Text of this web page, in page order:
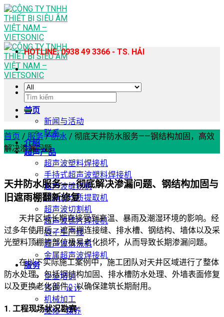
Skip
to
content
首页
新闻与活动
联系
介绍
超声产品
超声波塑料焊接机
手持式超声波塑料焊接机
超声波缝纫机
超声波均质提取机
超声波切割机
超声波锡片焊接机
袋子生产线
超声波清洗机
金属超声波焊接机
服务
企业培训
咨询 · 设计
机械加工
维修 · 保养
HOTLINE: 0938 49 3366 - TS. HẢI
搜
索：
首页 / 服务 / 防水 / 彻底天井防水服务——钢结构加固，高效
解决渗漏问题
天井防水服务——彻底解决渗漏问题、钢结构加固与
旧遮雨棚翻新修复
天井区域长期直接受到高温、暴雨及潮湿环境的影响。经
过多年使用后，遮雨棚连接缝、排水槽、钢结构、墙体以及采
光塑料顶棚等部位极易老化损坏，从而导致长期渗漏问题。
在以下实际施工案例中，施工团队对天井区域进行了整体
防水处理，包括钢结构加固、排水槽防水处理、外墙表面修复
以及更换老化部件，以确保建筑长期耐用。
1. 工程现场状况勘察